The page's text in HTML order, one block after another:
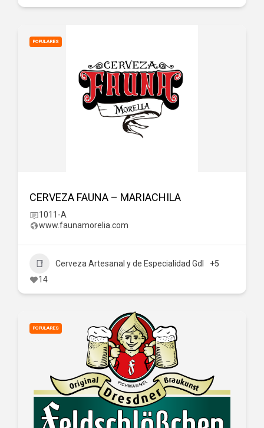
POPULARES
CERVEZA FAUNA – MARIACHILA
1011-A
www.faunamorelia.com
Cerveza Artesanal y de Especialidad Gdl
+5
14
POPULARES